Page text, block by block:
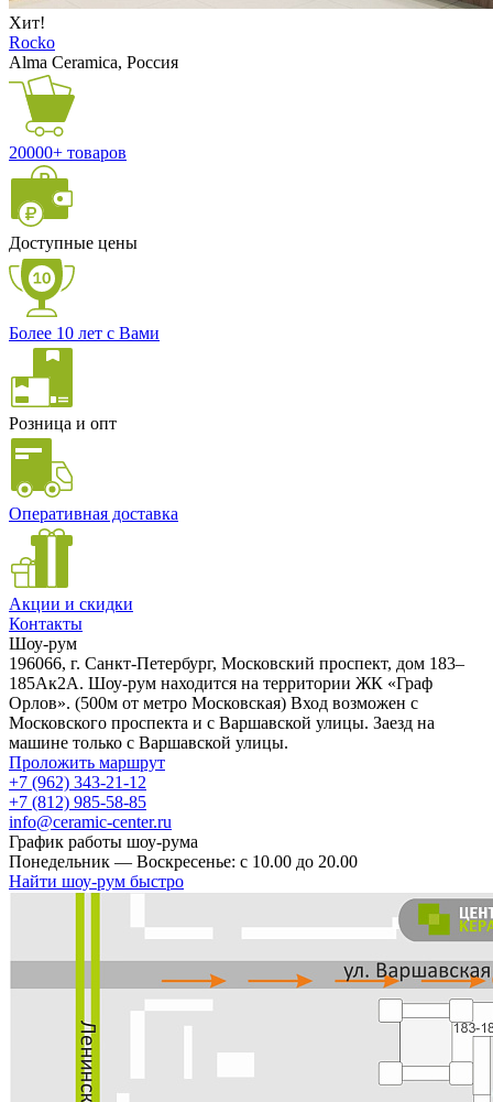
Хит!
Rocko
Alma Ceramica, Россия
20000+ товаров
Доступные цены
Более 10 лет с Вами
Розница и опт
Оперативная доставка
Акции и скидки
Контакты
Шоу-рум
196066, г. Санкт-Петербург, Московский проспект, дом 183–
185Ак2А. Шоу-рум находится на территории ЖК «Граф
Орлов». (500м от метро Московская) Вход возможен с
Московского проспекта и с Варшавской улицы. Заезд на
машине только с Варшавской улицы.
Проложить маршрут
+7 (962) 343-21-12
+7 (812) 985-58-85
info@ceramic-center.ru
График работы шоу-рума
Понедельник — Воскресенье: с 10.00 до 20.00
Найти шоу-рум быстро